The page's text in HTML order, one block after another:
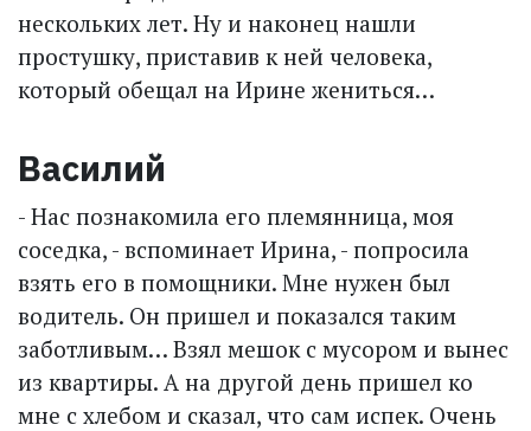
нескольких лет. Ну и наконец нашли
простушку, приставив к ней человека,
который обещал на Ирине жениться…
Василий
- Нас познакомила его племянница, моя
соседка, - вспоминает Ирина, - попросила
взять его в помощники. Мне нужен был
водитель. Он пришел и показался таким
заботливым… Взял мешок с мусором и вынес
из квартиры. А на другой день пришел ко
мне с хлебом и сказал, что сам испек. Очень